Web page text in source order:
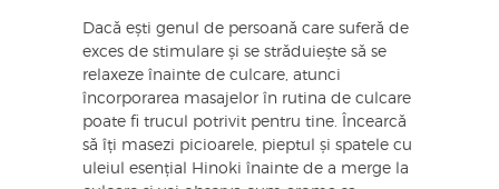
Dacă ești genul de persoană care suferă de
exces de stimulare și se străduiește să se
relaxeze înainte de culcare, atunci
încorporarea masajelor în rutina de culcare
poate fi trucul potrivit pentru tine. Încearcă
să îți masezi picioarele, pieptul și spatele cu
uleiul esențial Hinoki înainte de a merge la